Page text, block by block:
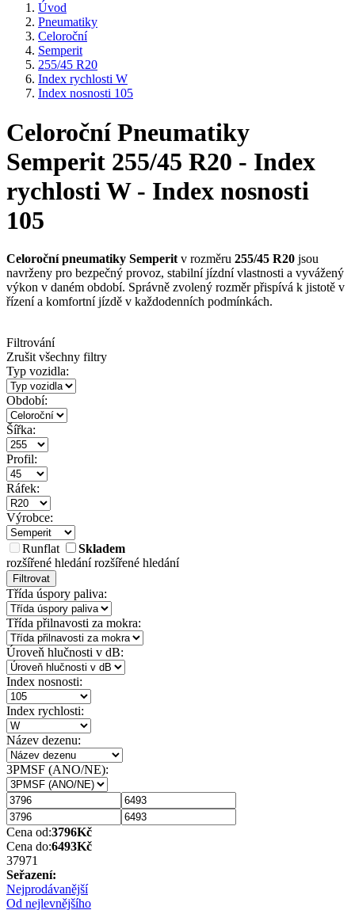
Úvod
Pneumatiky
Celoroční
Semperit
255/45 R20
Index rychlosti W
Index nosnosti 105
Celoroční Pneumatiky
Semperit 255/45 R20 - Index
rychlosti W - Index nosnosti
105
Celoroční pneumatiky Semperit v rozměru 255/45 R20 jsou
navrženy pro bezpečný provoz, stabilní jízdní vlastnosti a vyvážený
výkon v daném období. Správně zvolený rozměr přispívá k jistotě v
řízení a komfortní jízdě v každodenních podmínkách.
Filtrování
Zrušit všechny filtry
Typ vozidla:
Období:
Šířka:
Profil:
Ráfek:
Výrobce:
Runflat
Skladem
rozšířené hledánírozšířené hledání
Filtrovat
Třída úspory paliva:
Třída přilnavosti za mokra:
Úroveň hlučnosti v dB:
Index nosnosti:
Index rychlosti:
Název dezenu:
3PMSF (ANO/NE):
Cena od:3796Kč
Cena do:6493Kč
37971
Seřazení:
Nejprodávanější
Od nejlevnějšího